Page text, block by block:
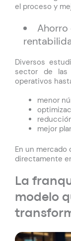
el proceso y
Diversos
sector de las
operativos
menor
mejor
En un
directamente
La
modelo